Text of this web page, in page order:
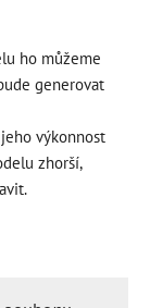
ho můžeme
generovat
výkonnost
zhorší,